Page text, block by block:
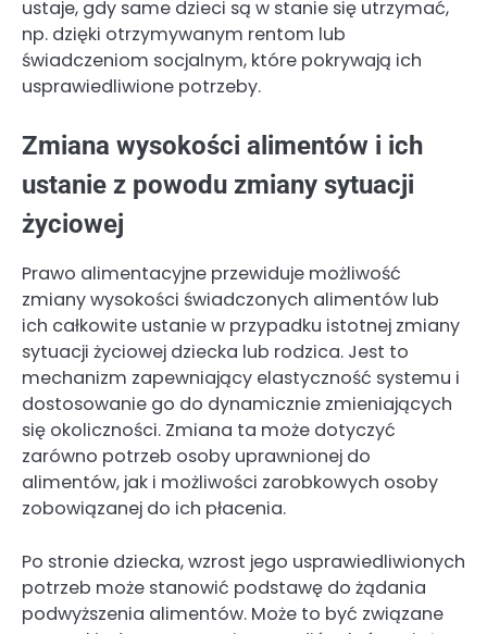
ustaje, gdy same dzieci są w stanie się utrzymać,
np. dzięki otrzymywanym rentom lub
świadczeniom socjalnym, które pokrywają ich
usprawiedliwione potrzeby.
Zmiana wysokości alimentów i ich
ustanie z powodu zmiany sytuacji
życiowej
Prawo alimentacyjne przewiduje możliwość
zmiany wysokości świadczonych alimentów lub
ich całkowite ustanie w przypadku istotnej zmiany
sytuacji życiowej dziecka lub rodzica. Jest to
mechanizm zapewniający elastyczność systemu i
dostosowanie go do dynamicznie zmieniających
się okoliczności. Zmiana ta może dotyczyć
zarówno potrzeb osoby uprawnionej do
alimentów, jak i możliwości zarobkowych osoby
zobowiązanej do ich płacenia.
Po stronie dziecka, wzrost jego usprawiedliwionych
potrzeb może stanowić podstawę do żądania
podwyższenia alimentów. Może to być związane